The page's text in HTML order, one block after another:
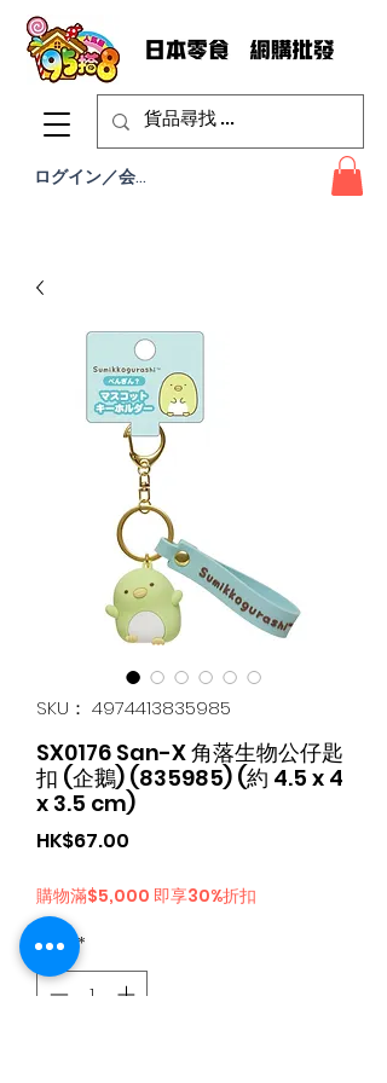
ログイン／会員登録
SKU： 4974413835985
SX0176 San-X 角落生物公仔匙
扣 (企鵝) (835985) (約 4.5 x 4
x 3.5 cm)
HK$67.00
購物滿$5,000 即享30%折扣
数量 *